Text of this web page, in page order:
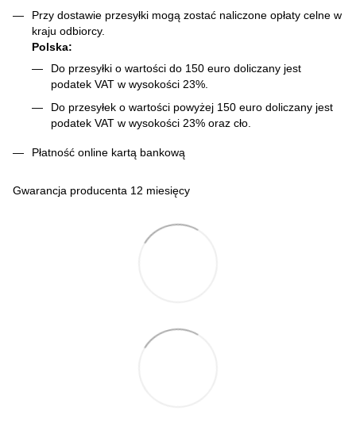
Przy dostawie przesyłki mogą zostać naliczone opłaty celne w
kraju odbiorcy.
Polska:
Do przesyłki o wartości do 150 euro doliczany jest
podatek VAT w wysokości 23%.
Do przesyłek o wartości powyżej 150 euro doliczany jest
podatek VAT w wysokości 23% oraz cło.
Płatność online kartą bankową
Gwarancja producenta 12 miesięcy